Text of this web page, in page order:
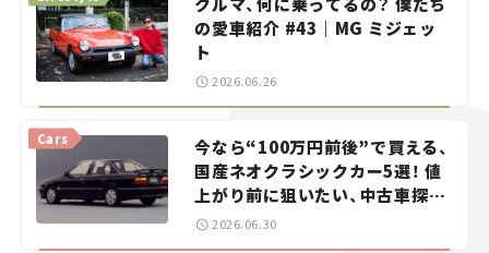
の愛車紹介 #43｜MG ミジェッ
ト
2026.06.26
今なら“100万円前後”で買える、
国産ネオクラシックカー5選！ 値
上がり前に狙いたい、中古車探し
をお手伝い――ちょっとイケてるマ
Cars
2026.06.30